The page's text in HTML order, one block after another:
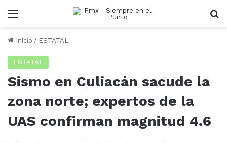
Menu
Inicio / ESTATAL
ESTATAL
Sismo en Culiacán sacude la
zona norte; expertos de la
UAS confirman magnitud 4.6